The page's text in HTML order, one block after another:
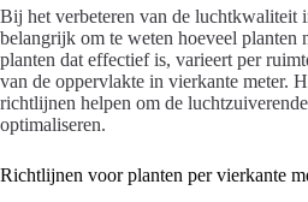
Bij het verbeteren van de luchtkwaliteit
belangrijk om te weten hoeveel planten
planten dat effectief is, varieert per
van de oppervlakte in vierkante meter.
richtlijnen helpen om de
optimaliseren.
Richtlijnen voor planten per vierkante